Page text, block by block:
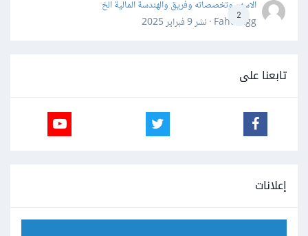
2
الاسهم وتخصصاته وفريق والهندسة المالية الخ
Fahd Ggg · نشر
9 فبراير 2025
تابعنا على
إعلانات